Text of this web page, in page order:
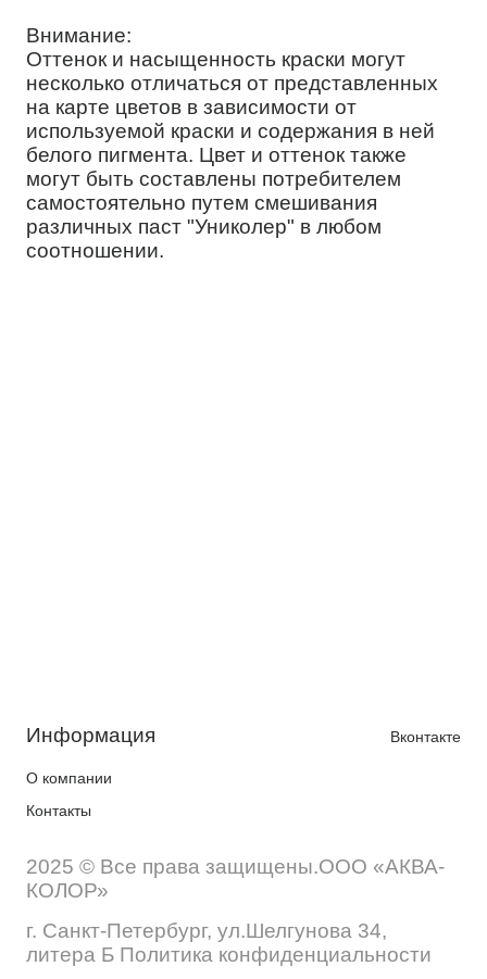
Внимание:
Оттенок и насыщенность краски могут
несколько отличаться от представленных
на карте цветов в зависимости от
используемой краски и содержания в ней
белого пигмента. Цвет и оттенок также
могут быть составлены потребителем
самостоятельно путем смешивания
различных паст "Униколер" в любом
соотношении.
Информация
О компании
Контакты
Вконтакте
2025 © Все права защищены.ООО «АКВА-
КОЛОР»
г. Санкт-Петербург, ул.Шелгунова 34,
литера Б Политика конфиденциальности